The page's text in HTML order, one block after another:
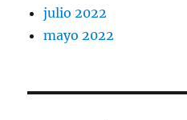
julio 2022
mayo 2022